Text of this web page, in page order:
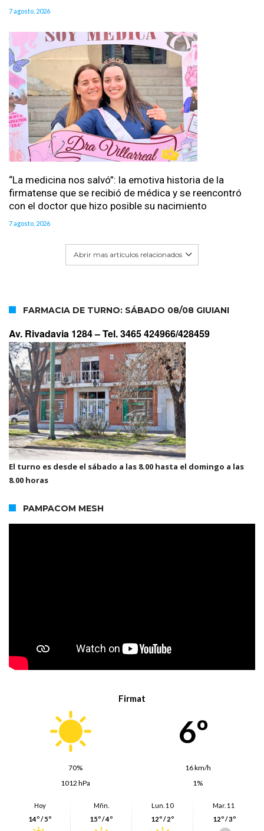
7 agosto, 2026
“La medicina nos salvó”: la emotiva historia de la
firmatense que se recibió de médica y se reencontró
con el doctor que hizo posible su nacimiento
7 agosto, 2026
Abrir mas artículos relacionados
FARMACIA DE TURNO: SÁBADO 08/08 GIUIANI
Av. Rivadavia 1284 –Tel. 3465 424966/428459
El turno es desde el sábado a las 8.00 hasta el domingo a las
8.00 horas
PAMPACOM MESH
Firmat
6º
70%
16 km/h
1012 hPa
1%
Hoy
14º / 5º
Mñn.
15º / 4º
Lun. 10
12º / 2º
Mar. 11
12º / 3º